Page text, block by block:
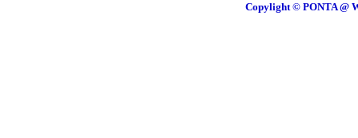
Copylight © PONTA @